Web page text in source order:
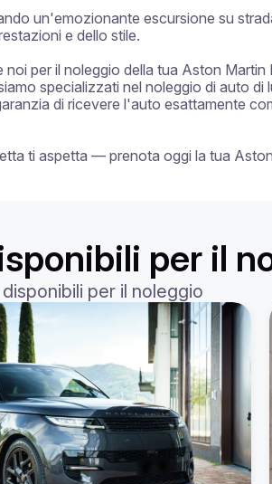
un'emozionante escursione su
e dello stile.
noi per il noleggio della tua Aston Martin
specializzati nel noleggio di auto
di ricevere l'auto esattamente
ti aspetta — prenota oggi la tua
per il
per il noleggio